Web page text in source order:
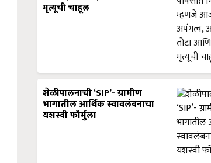
मृत्यूची चाहूल
शेळीपालनाची ‘SIP’- ग्रामीण
भागातील आर्थिक स्वावलंबनाचा
यशस्वी फॉर्मुला